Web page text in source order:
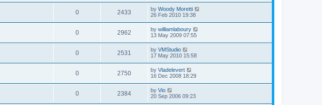
0 2433 by Woody Moretti
26 Feb 2010 19:38
0 2962 by williamlaboury
13 May 2009 07:55
0 2531 by VMStudio
17 May 2010 15:58
0 2750 by Vladelevert
16 Dec 2008 18:29
0 2384 by Vio
20 Sep 2006 09:23